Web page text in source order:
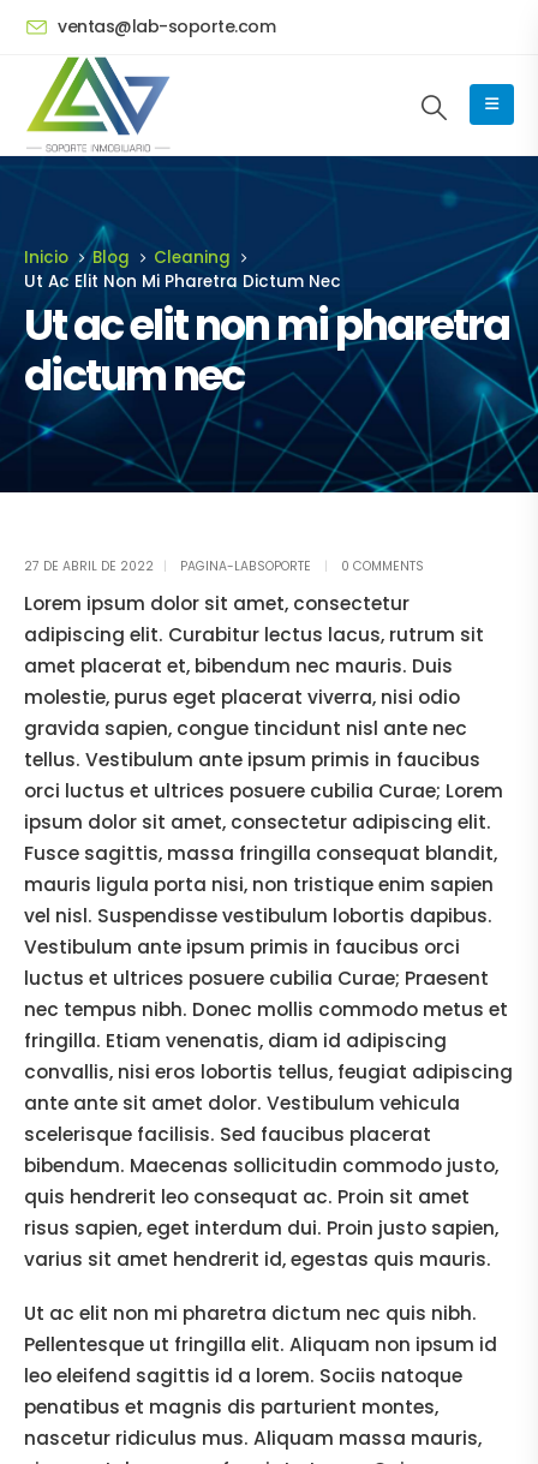
ventas@lab-soporte.com
Ut ac elit non mi pharetra
dictum nec
Inicio Blog
Cleaning
Ut Ac Elit Non Mi Pharetra Dictum Nec
27 DE ABRIL DE 2022 PAGINA-LABSOPORTE 0 COMMENTS
Lorem ipsum dolor sit amet, consectetur
adipiscing elit. Curabitur lectus lacus, rutrum sit
amet placerat et, bibendum nec mauris. Duis
molestie, purus eget placerat viverra, nisi odio
gravida sapien, congue tincidunt nisl ante nec
tellus. Vestibulum ante ipsum primis in faucibus
orci luctus et ultrices posuere cubilia Curae; Lorem
ipsum dolor sit amet, consectetur adipiscing elit.
Fusce sagittis, massa fringilla consequat blandit,
mauris ligula porta nisi, non tristique enim sapien
vel nisl. Suspendisse vestibulum lobortis dapibus.
Vestibulum ante ipsum primis in faucibus orci
luctus et ultrices posuere cubilia Curae; Praesent
nec tempus nibh. Donec mollis commodo metus et
fringilla. Etiam venenatis, diam id adipiscing
convallis, nisi eros lobortis tellus, feugiat adipiscing
ante ante sit amet dolor. Vestibulum vehicula
scelerisque facilisis. Sed faucibus placerat
bibendum. Maecenas sollicitudin commodo justo,
quis hendrerit leo consequat ac. Proin sit amet
risus sapien, eget interdum dui. Proin justo sapien,
varius sit amet hendrerit id, egestas quis mauris.
Ut ac elit non mi pharetra dictum nec quis nibh.
Pellentesque ut fringilla elit. Aliquam non ipsum id
leo eleifend sagittis id a lorem. Sociis natoque
penatibus et magnis dis parturient montes,
nascetur ridiculus mus. Aliquam massa mauris,